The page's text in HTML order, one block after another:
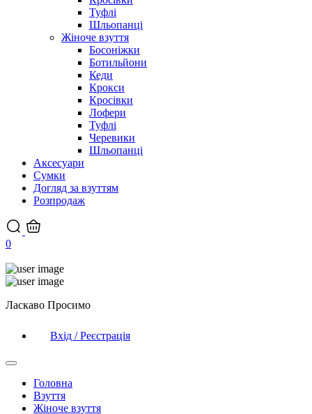
Туфлі
Шльопанці
Жіноче взуття
Босоніжки
Ботильйони
Кеди
Крокси
Кросівки
Лофери
Туфлі
Черевики
Шльопанці
Аксесуари
Сумки
Догляд за взуттям
Розпродаж
0
Ласкаво Просимо
Вхід / Реєстрація
Головна
Взуття
Жіноче взуття